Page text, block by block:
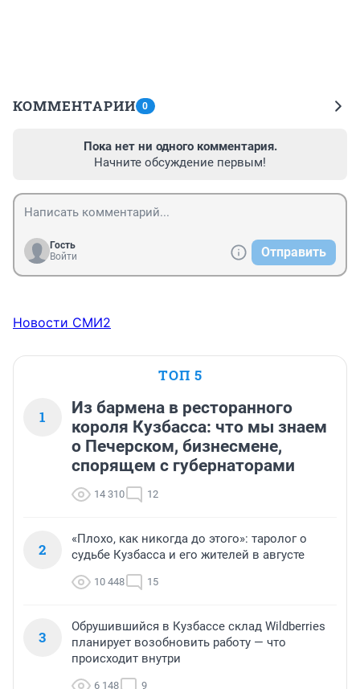
КОММЕНТАРИИ 0
Пока нет ни одного комментария.
Начните обсуждение первым!
Гость
Войти
Отправить
Новости СМИ2
ТОП 5
1
Из бармена в ресторанного
короля Кузбасса: что мы знаем
о Печерском, бизнесмене,
спорящем с губернаторами
14 310 12
2
«Плохо, как никогда до этого»: таролог о
судьбе Кузбасса и его жителей в августе
10 448 15
3
Обрушившийся в Кузбассе склад Wildberries
планирует возобновить работу — что
происходит внутри
6 148 9